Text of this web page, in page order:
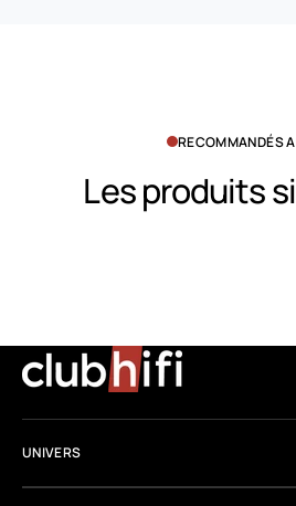
RECOMMANDÉS
Les produits
UNIVERS